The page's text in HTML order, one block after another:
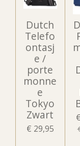
Dutch
Telefo
ontasj
e /
porte
monne
e
Tokyo
Zwart
€ 29,95